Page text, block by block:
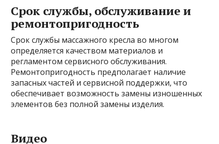
Срок службы, обслуживание и
ремонтопригодность
Срок службы массажного кресла во многом
определяется качеством материалов и
регламентом сервисного обслуживания.
Ремонтопригодность предполагает наличие
запасных частей и сервисной поддержки, что
обеспечивает возможность замены изношенных
элементов без полной замены изделия.
Видео